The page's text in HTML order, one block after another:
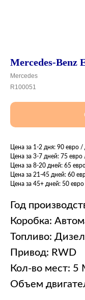
Mercedes-Benz
Mercedes
R100051
Цена за 1-2 дня: 90 евро /
Цена за 3-7 дней: 75 евро
Цена за 8-20 дней: 65
Цена за 21-45 дней: 60
Цена за 45+ дней: 50
Год
Коробка:
Топливо:
Привод: RWD
Кол-во мест: 5
Объем